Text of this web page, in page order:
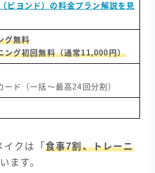
ビヨンド）の料金プラン解説を見
グ無料
ング初回無料（通常11,000円）
ード（一括〜最高24回分割）
イクは「 食事7割、トレーニ
ます。